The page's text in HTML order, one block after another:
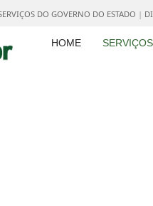
DO GOVERNO DO ESTADO |
HOME SERVIÇOS